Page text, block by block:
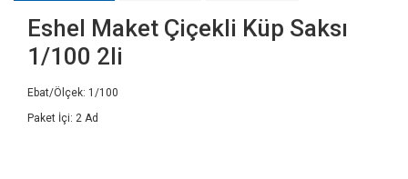
Eshel Maket Çiçekli Küp Saksı
1/100 2li
Ebat/Ölçek: 1/100
Paket İçi: 2 Ad